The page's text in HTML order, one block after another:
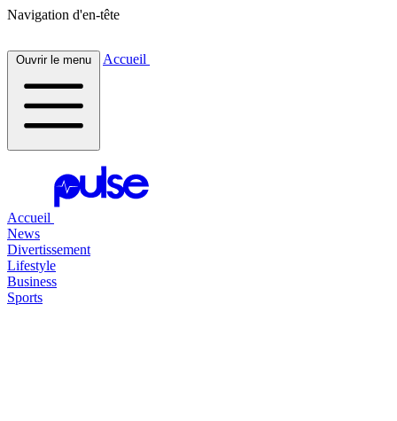
Navigation d'en-tête
Ouvrir le menu Accueil
Accueil
News
Divertissement
Lifestyle
Business
Sports